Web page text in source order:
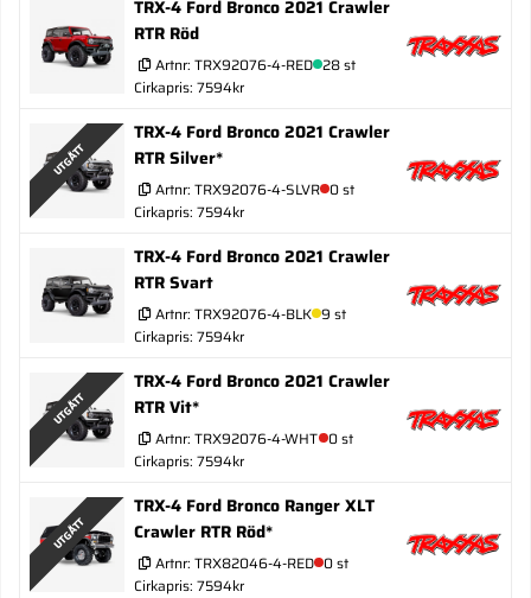
TRX-4 Ford Bronco 2021 Crawler
RTR Röd
Artnr: TRX92076-4-RED 28 st
Cirkapris: 7594kr
UTGÅTT
TRX-4 Ford Bronco 2021 Crawler
RTR Silver*
Artnr: TRX92076-4-SLVR 0 st
Cirkapris: 7594kr
TRX-4 Ford Bronco 2021 Crawler
RTR Svart
Artnr: TRX92076-4-BLK 9 st
Cirkapris: 7594kr
UTGÅTT
TRX-4 Ford Bronco 2021 Crawler
RTR Vit*
Artnr: TRX92076-4-WHT 0 st
Cirkapris: 7594kr
UTGÅTT
TRX-4 Ford Bronco Ranger XLT
Crawler RTR Röd*
Artnr: TRX82046-4-RED 0 st
Cirkapris: 7594kr